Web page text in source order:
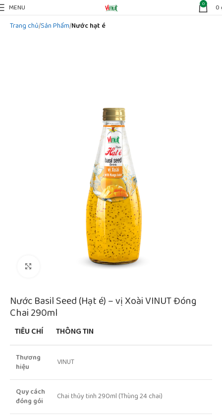
MENU 0 0
Trang chủ Sản Phẩm Nước hạt é
Nước Basil Seed (Hạt é) – vị Xoài VINUT Đóng
Chai 290ml
TIÊU CHÍ THÔNG TIN
Thương
hiệu
VINUT
Quy cách
đóng gói
Chai thủy tinh 290ml (Thùng 24 chai)